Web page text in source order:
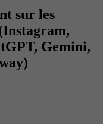
sur les
Gemini,